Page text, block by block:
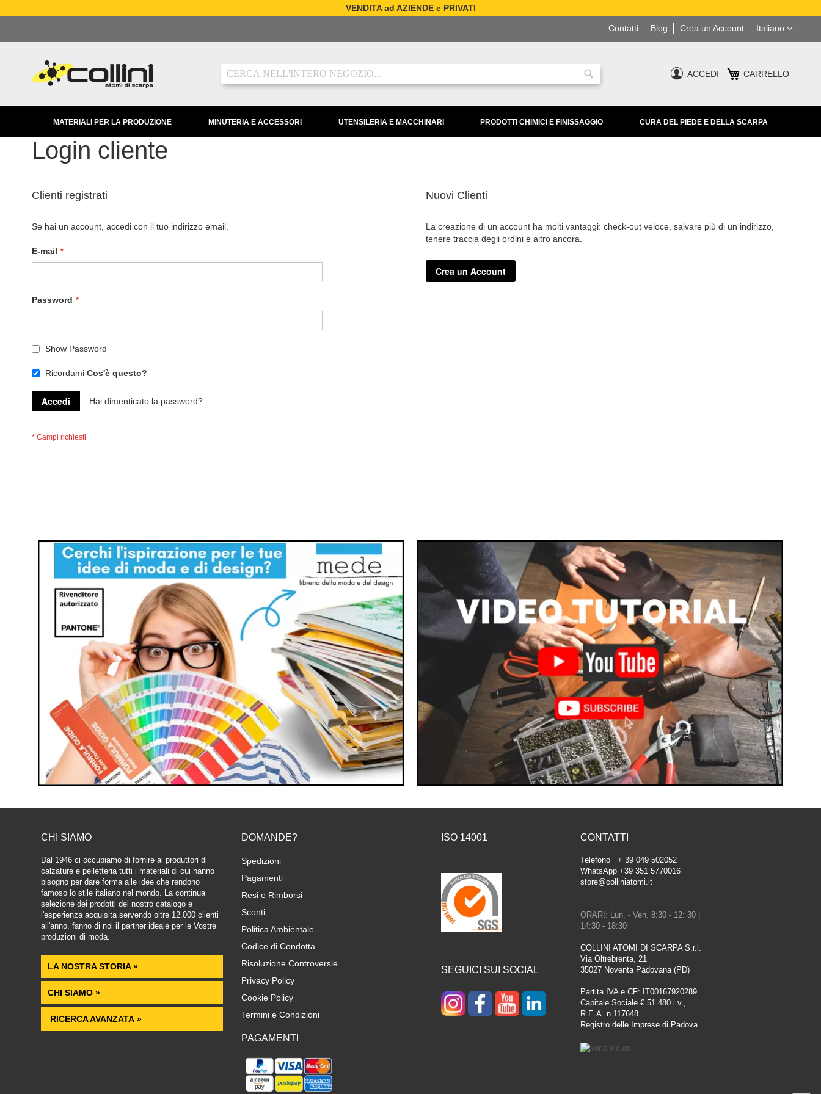
VENDITA ad AZIENDE e PRIVATI
al
Lingua
Italiano
Blog Crea un Account
Contatti
Ricerca Ricerca
ACCEDI CARRELLO
MATERIALI PER LA PRODUZIONE MINUTERIA E ACCESSORI UTENSILERIA E MACCHINARI PRODOTTI CHIMICI E FINISSAGGIO CURA DEL PIEDE E DELLA SCARPA
Login cliente
Clienti registrati
Se hai un account, accedi con il tuo indirizzo email.
E-mail
Password
Show Password
Ricordami Cos'è questo?
Accedi Hai dimenticato la password?
Nuovi Clienti
La creazione di un account ha molti vantaggi: check-out veloce, salvare più di un indirizzo,
tenere traccia degli ordini e altro ancora.
Crea un Account
CHI SIAMO
Dal 1946 ci occupiamo di fornire ai produttori di
calzature e pelletteria tutti i materiali di cui hanno
bisogno per dare forma alle idee che rendono
famoso lo stile italiano nel mondo. La continua
selezione dei prodotti del nostro catalogo e
l'esperienza acquisita servendo oltre 12.000 clienti
all'anno, fanno di noi il partner ideale per le Vostre
produzioni di moda.
LA NOSTRA STORIA »
CHI SIAMO »
RICERCA AVANZATA »
DOMANDE?
Spedizioni
Pagamenti
Resi e Rimborsi
Sconti
Politica Ambientale
Codice di Condotta
Risoluzione Controversie
Privacy Policy
Cookie Policy
Termini e Condizioni
PAGAMENTI
ISO 14001
SEGUICI SUI SOCIAL
CONTATTI
Telefono + 39 049 502052
WhatsApp +39 351 5770016
store@colliniatomi.it
ORARI: Lun. - Ven. 8:30 - 12: 30 |
14:30 - 18:30
COLLINI ATOMI DI SCARPA S.r.l.
Via Oltrebrenta, 21
35027 Noventa Padovana (PD)
Partita IVA e CF: IT00167920289
Capitale Sociale € 51.480 i.v.,
R.E.A. n.117648
Registro delle Imprese di Padova